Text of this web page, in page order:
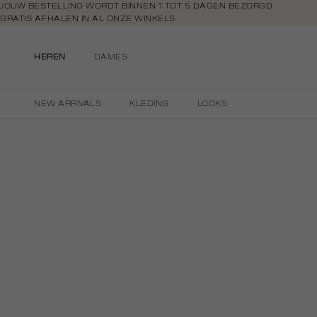
Navigeer
direct naar
Open de
JOUW BESTELLING WORDT BINNEN 1 TOT 5 DAGEN BEZORGD
GRATIS AFHALEN IN AL ONZE WINKELS
HEREN
DAMES
NEW ARRIVALS KLEDING LOOKS